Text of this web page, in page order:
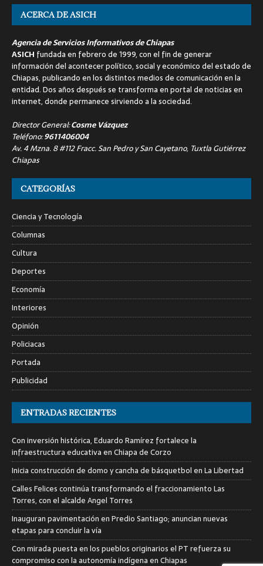
ACERCA DE ASICH
Agencia de Servicios Informativos de Chiapas
ASICH fundada en febrero de 1999, con el fin de generar
información del acontecer político, social y económico del estado de
Chiapas, publicando en los distintos medios de comunicación en la
entidad. Dos años después se transforma en portal de noticias en
internet, donde permanece sirviendo a la sociedad.
Director General:Cosme Vázquez
Teléfono:9611406004
Av. 4 Mzna. 8 #112 Fracc. San Pedro y San Cayetano, Tuxtla Gutiérrez
Chiapas
CATEGORÍAS
Ciencia y Tecnología
Columnas
Cultura
Deportes
Economía
Interiores
Opinión
Policiacas
Portada
Publicidad
ENTRADAS RECIENTES
Con inversión histórica, Eduardo Ramírez fortalece la
infraestructura educativa en Chiapa de Corzo
Inicia construcción de domo y cancha de básquetbol en La Libertad
Calles Felices continúa transformando el fraccionamiento Las
Torres, con el alcalde Angel Torres
Inauguran pavimentación en Predio Santiago; anuncian nuevas
etapas para concluir la vía
Con mirada puesta en los pueblos originarios el PT refuerza su
compromiso con la autonomía indígena en Chiapas